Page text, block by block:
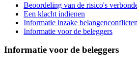
Beoordeling van de risico's
Een klacht indienen
Informatie inzake belangenconflicten
Informatie voor de beleggers
Informatie voor de beleggers